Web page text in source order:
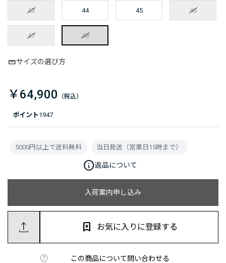
ポイント1947
43 44 45 46
47 48
サイズの選び方
￥64,900
入荷案内申し込み
この商品について問い合わせる
お気に入りに登録する
5000円以上で送料無料 当日発送（営業日15時まで）
info返品について